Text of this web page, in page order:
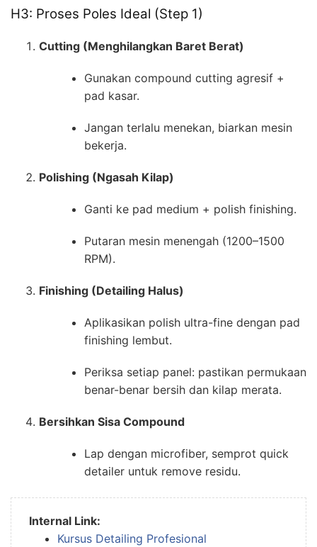
H3: Proses Poles Ideal (Step 1)
Cutting (Menghilangkan Baret Berat)
Gunakan compound cutting agresif +
pad kasar.
Jangan terlalu menekan, biarkan mesin
bekerja.
Polishing (Ngasah Kilap)
Ganti ke pad medium + polish finishing.
Putaran mesin menengah (1200–1500
RPM).
Finishing (Detailing Halus)
Aplikasikan polish ultra-fine dengan pad
finishing lembut.
Periksa setiap panel: pastikan permukaan
benar-benar bersih dan kilap merata.
Bersihkan Sisa Compound
Lap dengan microfiber, semprot quick
detailer untuk remove residu.
Internal Link:
Kursus Detailing Profesional